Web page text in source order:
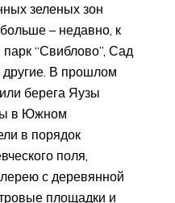
зеленых зон
– недавно, к
“Свиблово”, Сад
другие. В прошлом
берега Яузы
в Южном
в порядок
поля,
с деревянной
площадки и